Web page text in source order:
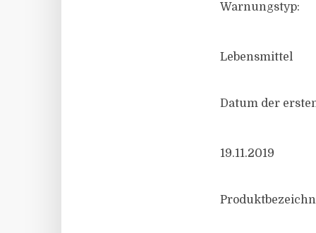
Warnungstyp:
Lebensmittel
Datum der
19.11.2019